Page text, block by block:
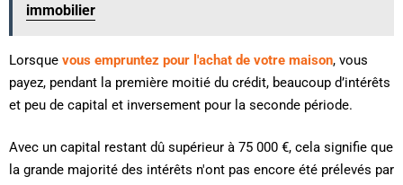
immobilier
Lorsque vous empruntez pour l'achat de votre maison, vous
payez, pendant la première moitié du crédit, beaucoup d’intérêts
et peu de capital et inversement pour la seconde période.
Avec un capital restant dû supérieur à 75 000 €, cela signifie que
la grande majorité des intérêts n'ont pas encore été prélevés par